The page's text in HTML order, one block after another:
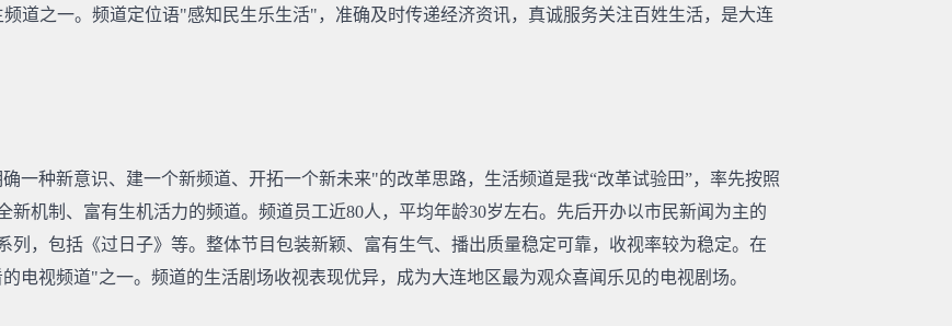
道之一。频道定位语"感知民生乐生活"，准确及时传递经济资讯，真诚服务关注百姓生活，是大连
一种新意识、建一个新频道、开拓一个新未来"的改革思路，生活频道是我“改革试验田”，率先按照
新机制、富有生机活力的频道。频道员工近80人，平均年龄30岁左右。先后开办以市民新闻为主的
列，包括《过日子》等。整体节目包装新颖、富有生气、播出质量稳定可靠，收视率较为稳定。在
电视频道"之一。频道的生活剧场收视表现优异，成为大连地区最为观众喜闻乐见的电视剧场。